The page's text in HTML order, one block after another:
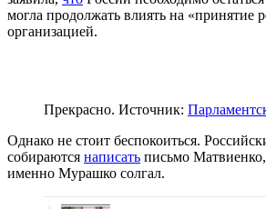
могла продолжать влиять на «принятие
организацией.
Прекрасно. Источник:
Однако не стоит беспокоиться.
собираются написать письмо
именно Мурашко солгал.